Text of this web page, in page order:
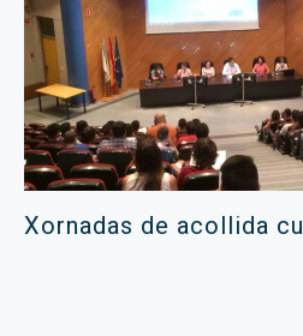
Xornadas de acollida